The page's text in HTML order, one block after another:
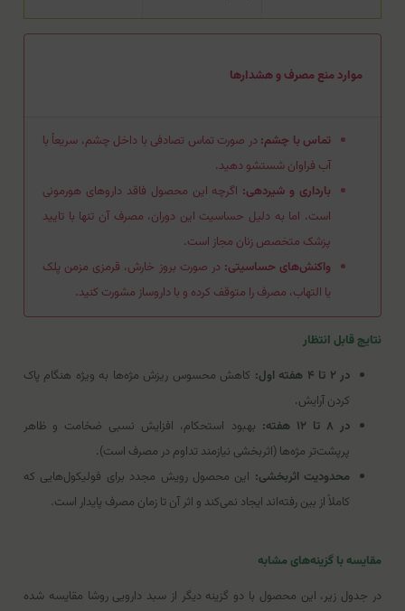
موارد منع مصرف و هشدارها
تماس با چشم:در صورت تماس تصادفی با داخل چشم، سریعاً با
آب فراوان شستشو دهید.
بارداری و شیردهی: اگرچه این محصول فاقد داروهای هورمونی
است، اما به دلیل حساسیت این دوران، مصرف آن تنها با تایید
پزشک متخصص زنان مجاز است.
واکنش‌های حساسیتی: در صورت بروز خارش، قرمزی مزمن پلک
یا التهاب، مصرف را متوقف کرده و با داروساز مشورت کنید.
نتایج قابل انتظار
در ۲ تا ۴ هفته اول:
کاهش محسوس ریزش مژه‌ها به ویژه هنگام پاک
کردن آرایش.
در ۸ تا ۱۲ هفته:
بهبود استحکام، افزایش نسبی ضخامت و ظاهر
پرپشت‌تر مژه‌ها (اثربخشی نیازمند تداوم در مصرف است).
محدودیت اثربخشی: این محصول رویش مجدد برای فولیکول‌هایی که
کاملاً از بین رفته‌اند ایجاد نمی‌کند و اثر آن تا زمان مصرف پایدار است.
مقایسه با گزینه‌های مشابه
در جدول زیر، این محصول با دو گزینه دیگر از سبد دارویی روشا مقایسه شده